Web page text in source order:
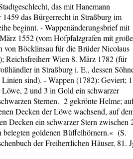
das mit Hanemann
das Bürgerrecht in Straßburg im
beginnt. - Wappenänderungsbrief mit
1552 (vom Hofpfalzgrafen mit
von Böcklinsau für die Brüder Nicolaus
Reichsfreiherr Wien 8. März 1782 (für
in Straßburg i. E., dessen
sind). - Wappen (1782): Geviert; 1
2 und 3 in Gold ein schwarzer
Sternen. 2 gekrönte Helme;
Decken der Löwe wachsend, auf
Decken ein schwarzer Stern zwischen
belegten goldenen Büffelhörnern.« (S.
der Freiherrlichen Häuser, 81.